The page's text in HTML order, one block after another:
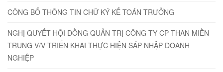
CÔNG BỐ THÔNG TIN CHỮ KÝ KẾ TOÁN TRƯỞNG
NGHỊ QUYẾT HỘI ĐỒNG QUẢN TRỊ CÔNG TY CP THAN MIỀN
TRUNG V/V TRIỂN KHAI THỰC HIỆN SÁP NHẬP DOANH
NGHIỆP